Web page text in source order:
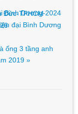
Đức-TPHCM
Bình Dương-2024
đại Bình Dương
ống 3 tầng anh
2019 »